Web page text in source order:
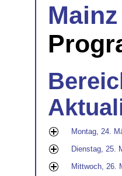
Montag, 24.
Dienstag, 25.
Mittwoch, 26.